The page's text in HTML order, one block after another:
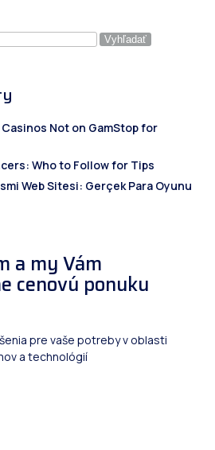
Vyhľadať
Not on GamStop for
Who to Follow for Tips
Web Sitesi: Gerçek Para Oyunu
a my Vám
cenovú ponuku
pre vaše potreby v oblasti
a technológií